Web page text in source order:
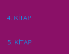
4. KİTAP
5. KİTAP